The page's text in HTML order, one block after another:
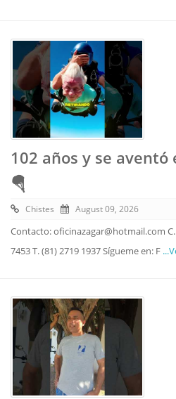
102 años y se aventó
🪂
Chistes August 09, 2026
Contacto: oficinazagar@hotmail.com
7453 T. (81) 2719 1937 Sígueme en: F